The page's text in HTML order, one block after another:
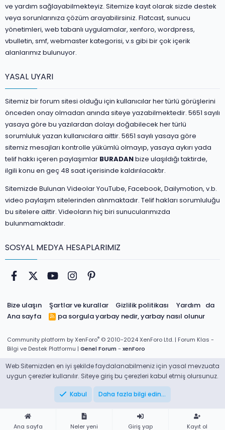
ve yardım sağlayabilmekteyiz. Sitemize kayıt olarak sizde destek
veya sorunlarınıza çözüm arayabilirsiniz. Flatcast, sunucu
yönetimleri, web tabanlı uygulamalar, xenforo, wordpress,
vbulletin, smf, webmaster kategorisi, v.s gibi bir çok içerik
alanlarımız bulunuyor.
YASAL UYARI
Sitemiz bir forum sitesi olduğu için kullanıcılar her türlü görüşlerini
önceden onay olmadan anında siteye yazabilmektedir. 5651 sayılı
yasaya göre bu yazılardan dolayı doğabilecek her türlü
sorumluluk yazan kullanıcılara aittir. 5651 sayılı yasaya göre
sitemiz mesajları kontrolle yükümlü olmayıp, yasaya aykırı yada
telif hakkı içeren paylaşımlar BURADANbize ulaşıldığı taktirde,
ilgili konu en geç 48 saat içerisinde kaldırılacaktır.
Sitemizde Bulunan Videolar YouTube, Facebook, Dailymotion, v.b.
video paylaşım sitelerinden alınmaktadır. Telif hakları sorumluluğu
bu sitelere aittir. Videoların hiç biri sunucularımızda
bulunmamaktadır.
SOSYAL MEDYA HESAPLARIMIZ
Facebook
Twitter youtubeInstagram
Bize ulaşın Şartlar ve kurallar Gizlilik politikası
Yardım
Ana sayfa
da
pa sorgulayarbay nedir, yarbay nasıl olunur
R
S
Community platform by XenForo® © 2010-2024 XenForo Ltd. | Forum Klas -
Bilgi ve Destek Platformu | Genel Forum - xenForo
Web Sitemizden en iyi şekilde faydalanabilmeniz için yasal mevzuata
uygun çerezler kullanılır. Siteye giriş bu çerezleri kabul etmiş olursunuz.
Kabul Daha fazla bilgi edin…
Ana sayfa Neler yeni Giriş yap Kayıt ol